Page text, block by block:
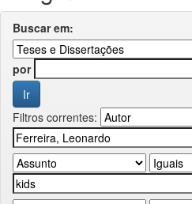
Buscar em:
por
Filtros correntes: